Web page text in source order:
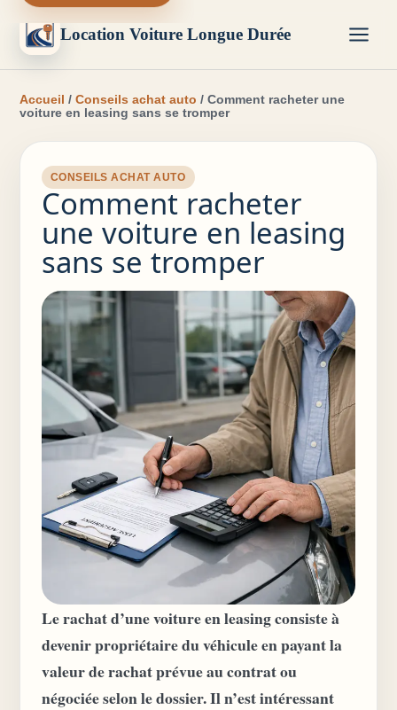
Location Voiture Longue Durée
Accueil / Conseils achat auto / Comment racheter une
voiture en leasing sans se tromper
CONSEILS ACHAT AUTO
Comment racheter
une voiture en leasing
sans se tromper
Le rachat d’une voiture en leasing consiste à
devenir propriétaire du véhicule en payant la
valeur de rachat prévue au contrat ou
négociée selon le dossier. Il n’est intéressant